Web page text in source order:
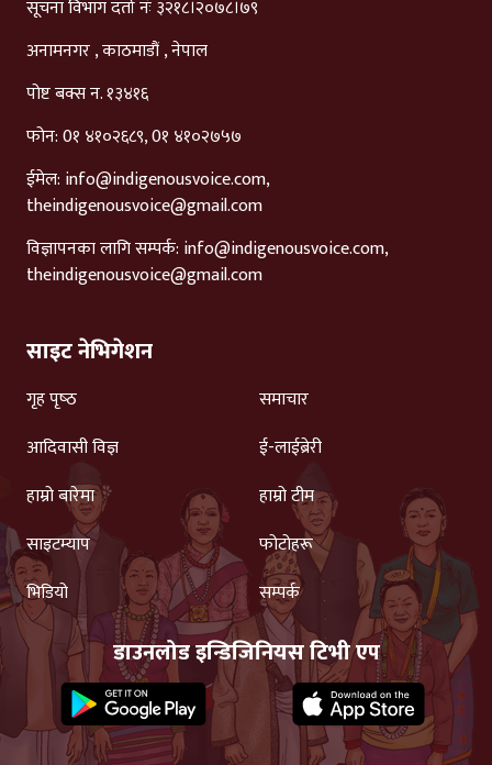
सूचना विभाग दर्ता नंः ३२१८।२०७८।७९
अनामनगर , काठमाडौं , नेपाल
पोष्ट बक्स न. १३४१६
फोन: 0१ ४१०२६८९, 0१ ४१०२७५७
ईमेल: info@indigenousvoice.com,
theindigenousvoice@gmail.com
विज्ञापनका लागि सम्पर्क: info@indigenousvoice.com,
theindigenousvoice@gmail.com
साइट नेभिगेशन
गृह पृष्‍ठ
समाचार
आदिवासी विज्ञ
ई-लाईब्रेरी
हाम्रो बारेमा
हाम्रो टीम
साइटम्याप
फोटोहरू
भिडियो
सम्पर्क
डाउनलोड इन्डिजिनियस टिभी एप